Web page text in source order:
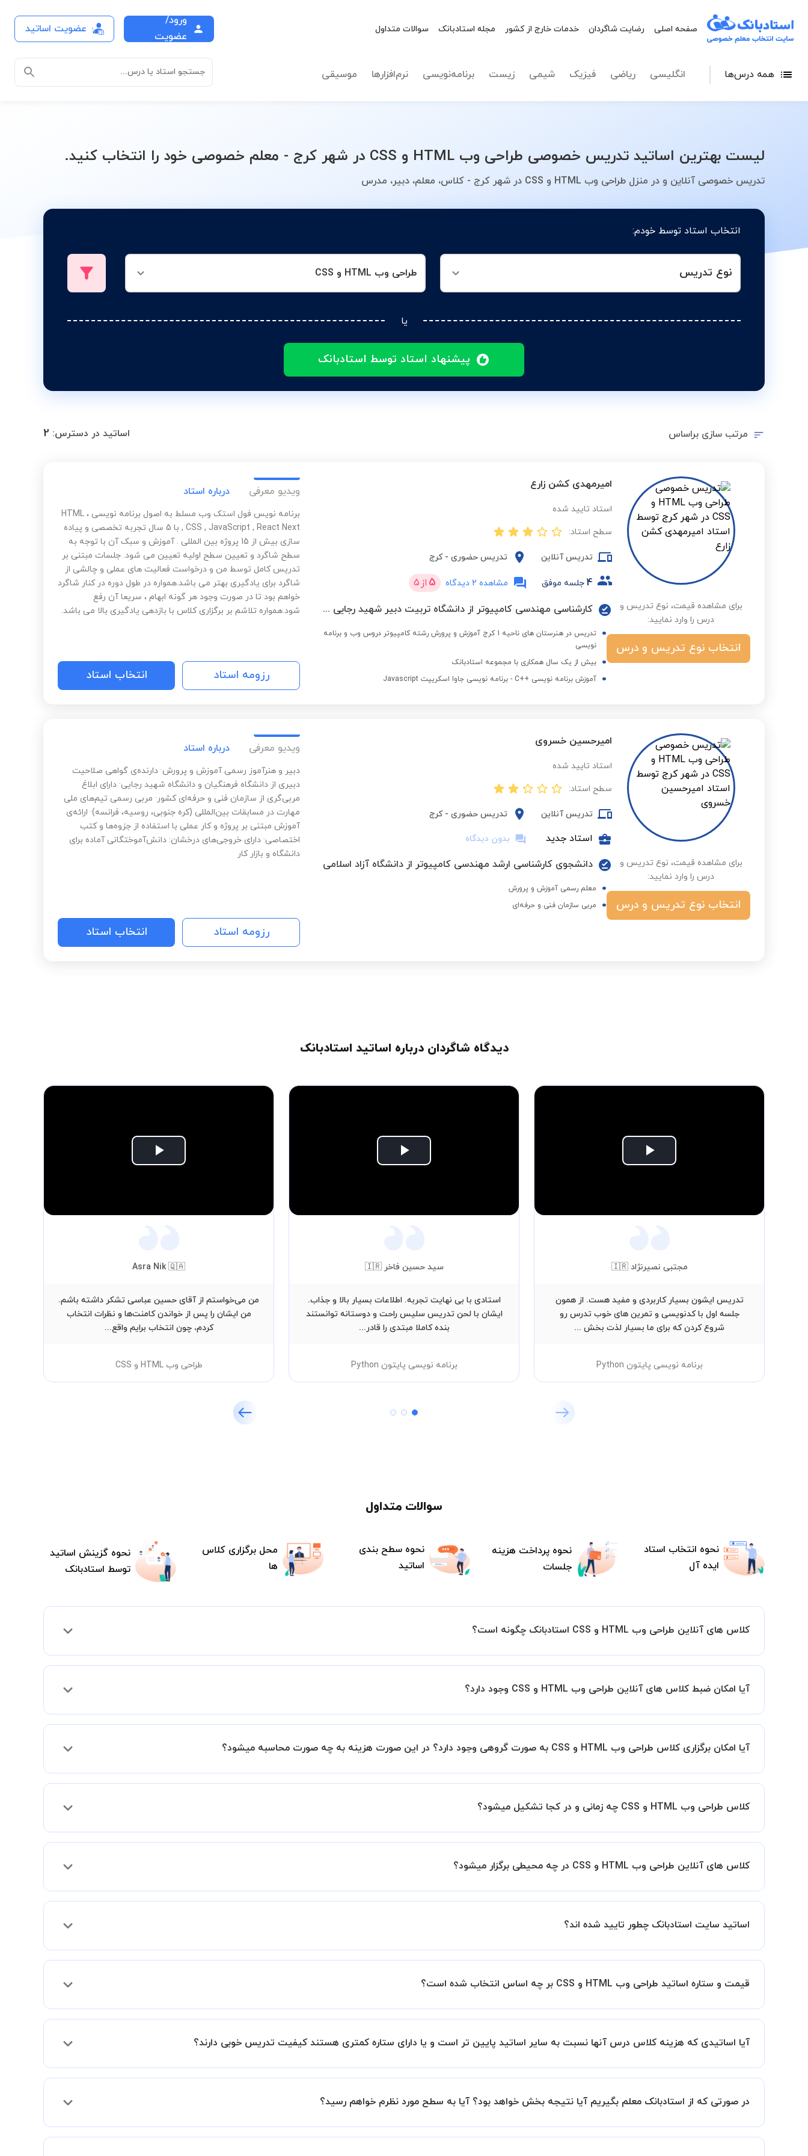
صفحه اصلی رضایت شاگردان خدمات خارج از کشور مجله استادبانک سوالات متداول
ورود/
عضویت
عضویت اساتید
همه درس‌ها انگلیسی ریاضی فیزیک شیمی زیست برنامه‌نویسی نرم‌افزارها موسیقی جستجو استاد یا درس...
لیست بهترین اساتید تدریس خصوصی طراحی وب HTML و CSS در شهر کرج - معلم خصوصی خود را انتخاب کنید.
تدریس خصوصی آنلاین و در منزل طراحی وب HTML و CSS در شهر کرج - کلاس، معلم، دبیر، مدرس
انتخاب استاد توسط خودم:
نوع تدریس طراحی وب HTML و CSS
یا
پیشنهاد استاد توسط استادبانک
نوع تدریس
مرتب سازی براساس اساتید در دسترس: 2
برای مشاهده قیمت، نوع تدریس و
درس را وارد نمایید:
انتخاب نوع تدریس و درس
امیرمهدی کشن زارع
استاد تایید شده
سطح استاد:
تدریس آنلاین تدریس حضوری - کرج
4 جلسه موفق مشاهده 2 دیدگاه 5 از 5
کارشناسی مهندسی کامپیوتر از دانشگاه تربیت دبیر شهید رجایی تهران
تدریس در هنرستان های ناحیه 1 کرج آموزش و پرورش رشته کامپیوتر دروس وب و برنامه
نویسی
بیش از یک سال همکاری با مجموعه استادبانک
آموزش برنامه نویسی ++C - برنامه نویسی جاوا اسکریپت Javascript
ویدیو معرفی درباره استاد
برنامه نویس فول استک وب مسلط به اصول برنامه نویسی ، HTML
, CSS , JavaScript , React Next با 5 سال تجربه تخصصی و پیاده
سازی بیش از 15 پروژه بین المللی . آموزش و سبک آن با توجه به
سطح شاگرد و تعیین سطح اولیه تعیین می شود. جلسات مبتنی بر
تدریس کامل توسط من و درخواست فعالیت های عملی و چالشی از
شاگرد برای یادگیری بهتر می باشد.همواره در طول دوره در کنار شاگرد
خواهم بود تا در صورت وجود هر گونه ابهام ، سریعا آن رفع
شود.همواره تلاشم بر برگزاری کلاس با بازدهی یادگیری بالا می باشد.
رزومه استاد انتخاب استاد
برای مشاهده قیمت، نوع تدریس و
درس را وارد نمایید:
انتخاب نوع تدریس و درس
امیرحسین خسروی
استاد تایید شده
سطح استاد:
تدریس آنلاین تدریس حضوری - کرج
استاد جدید بدون دیدگاه
دانشجوی کارشناسی ارشد مهندسی کامپیوتر از دانشگاه آزاد اسلامی
معلم رسمی آموزش و پرورش
مربی سازمان فنی و حرفه‌ای
ویدیو معرفی درباره استاد
دبیر و هنرآموز رسمی آموزش و پرورش· دارنده‌ی گواهی صلاحیت
دبیری از دانشگاه فرهنگیان و دانشگاه شهید رجایی· دارای ابلاغ
مربی‌گری از سازمان فنی و حرفه‌ای کشور· مربی رسمی تیم‌های ملی
مهارت در مسابقات بین‌المللی (کره جنوبی، روسیه، فرانسه)· ارائه‌ی
آموزش مبتنی بر پروژه و کار عملی با استفاده از جزوه‌ها و کتب
اختصاصی· دارای خروجی‌های درخشان: دانش‌آموختگانی آماده برای
دانشگاه و بازار کار
رزومه استاد انتخاب استاد
دیدگاه شاگردان درباره اساتید استادبانک
Play
مجتبی نصیرنژاد 🇮🇷
تدریس ایشون بسیار کاربردی و مفید هست. از همون
جلسه اول با کدنویسی و تمرین های خوب تدرس رو
شروع کردن که برای ما بسیار لذت بخش ...
برنامه نویسی پایتون Python
Play
سید حسین فاخر 🇮🇷
استادی با بی نهایت تجربه. اطلاعات بسیار بالا و جذاب.
ایشان با لحن تدریس سلیس راحت و دوستانه توانستند
بنده کاملا مبتدی را قادر...
برنامه نویسی پایتون Python
Play
Asra Nik 🇶🇦
من می‌خواستم از آقای حسین عباسی تشکر داشته باشم.
من ایشان را پس از خواندن کامنت‌ها و نظرات انتخاب
کردم، چون انتخاب برایم واقع...
طراحی وب HTML و CSS
سوالات متداول
نحوه انتخاب استاد
ایده آل
نحوه پرداخت هزینه
جلسات
نحوه سطح بندی
اساتید
محل برگزاری کلاس
ها
نحوه گزینش اساتید
توسط استادبانک
کلاس های آنلاین طراحی وب HTML و CSS استادبانک چگونه است؟
اگر تاکنون تجربه برگزاری کلاس آنلاین نداشته اید این اطمینان خاطر را به شما میدهیم که استاد شما پیش از جلسه تمامی موارد لازم برای برگزاری یک کلاس آنلاین با
آیا امکان ضبط کلاس های آنلاین طراحی وب HTML و CSS وجود دارد؟
بله، فقط این موضوع را بایستی قبل از برگزاری کلاس با استاد هماهنگ کنید.
آیا امکان برگزاری کلاس طراحی وب HTML و CSS به صورت گروهی وجود دارد؟ در این صورت هزینه به چه صورت محاسبه میشود؟
به صورت پیش فرض کلاس های طراحی وب HTML و CSS خصوصی هستند اما در صورتیکه مایل هستید کلاس ها را در کنار دوستان و یا آشنایان خود به صورت گروهی
کلاس طراحی وب HTML و CSS چه زمانی و در کجا تشکیل میشود؟
زمان برگزاری کلاس های طراحی وب HTML و CSS به صورت توافقی بین شما و استاد تعیین خواهد شد.
مانند کتابخانه با استاد خود هماهنگی لازم را انجام دهید.
کلاس های آنلاین طراحی وب HTML و CSS در چه محیطی برگزار میشود؟
کلاس ها در دو محیط اسکای روم و یا ادوبی کانکت برگزار میشود.
اساتید سایت استادبانک چطور تایید شده اند؟
در ابتدا تیم داوری استادبانک نمونه تدریس تمامی اساتید را بررسی میکند. در صورت رضایت از شیوه تدریس، استاد مجوز فعالیت در استادبانک را دریافت میکند.
قیمت و ستاره اساتید طراحی وب HTML و CSS بر چه اساس انتخاب شده است؟
قیمت هر جلسه تدریس اساتید طراحی وب HTML و CSS بر اساس ستاره آنها در سامانه استادبانک می باشد.
بنابراین تمامی اساتید استادبانک (1 ستاره تا VIP) از نظر کیفیت تدریس مورد ارزیابی قرار گرفته و تایید شده اند.
آیا اساتیدی که هزینه کلاس درس آنها نسبت به سایر اساتید پایین تر است و یا دارای ستاره کمتری هستند کیفیت تدریس خوبی دارند؟
بله قطعا تدریس این اساتید هم با کیفیت است حتی این موضوع در بخش نظرات ثبت شده شاگردان آنها نیز مشهود است، فقط اختلاف هزینه آنها با اساتید دیگر به دلیل
در صورتی که از استادبانک معلم بگیریم آیا نتیجه بخش خواهد بود؟ آیا به سطح مورد نظرم خواهم رسید؟
ما قطعا مدرسین خیلی خوبی را برای شما معرفی می کنیم تا در کنار تلاش شما این اتفاق بیفتد و کلاس نتیجه بخش باشد و به سطح مطلوب خود برسید.